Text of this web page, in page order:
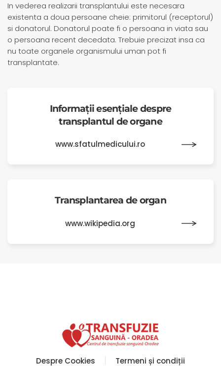
In vederea realizarii transplantului este necesara
existenta a doua persoane cheie: primitorul (receptorul)
si donatorul. Donatorul poate fi o persoana in viata sau
o persoana recent decedata. Trebuie precizat insa ca
nu toate organele organismului uman pot fi
transplantate.
Informații esențiale despre
transplantul de organe
www.sfatulmedicului.ro
Transplantarea de organ
www.wikipedia.org
Despre Cookies Termeni și condiții